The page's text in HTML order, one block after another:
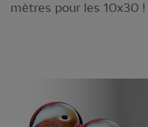
mètres pour les 10x30 !